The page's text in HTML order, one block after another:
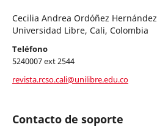
Cecilia Andrea Ordóñez Hernández
Universidad Libre, Cali, Colombia
Teléfono
5240007 ext 2544
revista.rcso.cali@unilibre.edu.co
Contacto de soporte